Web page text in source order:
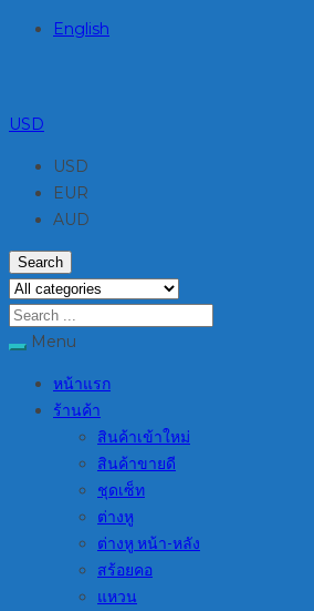
English
USD
USD
EUR
AUD
Search
Menu
หน้าแรก
ร้านค้า
สินค้าเข้าใหม่
สินค้าขายดี
ชุดเซ็ท
ต่างหู
ต่างหู หน้า-หลัง
สร้อยคอ
แหวน